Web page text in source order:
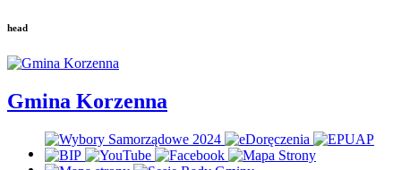
head
Gmina Korzenna